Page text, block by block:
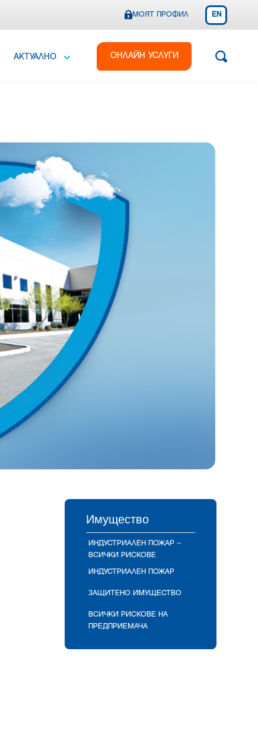
МОЯТ ПРОФИЛ EN
АКТУАЛНО ОНЛАЙН УСЛУГИ
Имущество
ИНДУСТРИАЛЕН ПОЖАР –
ВСИЧКИ РИСКОВЕ
ИНДУСТРИАЛЕН ПОЖАР
ЗАЩИТЕНО ИМУЩЕСТВО
ВСИЧКИ РИСКОВЕ НА
ПРЕДПРИЕМАЧА